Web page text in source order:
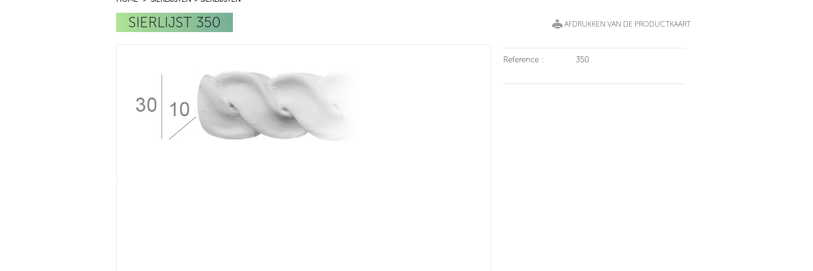
SIERLIJST 350 AFDRUKKEN VAN DE PRODUCTKAART
Reference : 350